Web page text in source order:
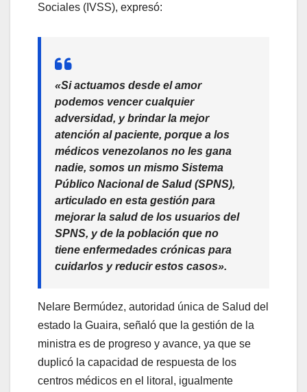
Sociales (IVSS), expresó:
«Si actuamos desde el amor
podemos vencer cualquier
adversidad, y brindar la mejor
atención al paciente, porque a los
médicos venezolanos no les gana
nadie, somos un mismo Sistema
Público Nacional de Salud (SPNS),
articulado en esta gestión para
mejorar la salud de los usuarios del
SPNS, y de la población que no
tiene enfermedades crónicas para
cuidarlos y reducir estos casos».
Nelare Bermúdez, autoridad única de Salud del
estado la Guaira, señaló que la gestión de la
ministra es de progreso y avance, ya que se
duplicó la capacidad de respuesta de los
centros médicos en el litoral, igualmente